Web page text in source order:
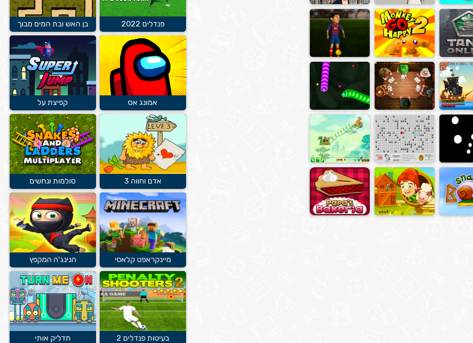
פנדלים 2022 בן האש ובת המים מבוך
אמונג אס קפיצת על
אדם וחווה 3 סולמות ונחשים
מיינקראפט קלאסי הנינג'ה המקפץ
בעיטות פנדלים 2 תדליק אותי